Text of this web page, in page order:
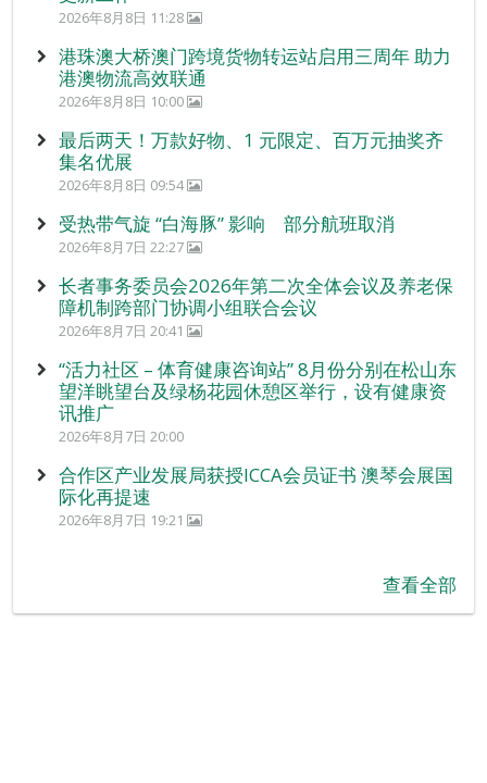
2026年8月8日 11:28
港珠澳大桥澳门跨境货物转运站启用三周年 助力
港澳物流高效联通
2026年8月8日 10:00
最后两天！万款好物、1 元限定、百万元抽奖齐
集名优展
2026年8月8日 09:54
受热带气旋 “白海豚” 影响 部分航班取消
2026年8月7日 22:27
长者事务委员会2026年第二次全体会议及养老保
障机制跨部门协调小组联合会议
2026年8月7日 20:41
“活力社区 – 体育健康咨询站” 8月份分别在松山东
望洋眺望台及绿杨花园休憩区举行，设有健康资
讯推广
2026年8月7日 20:00
合作区产业发展局获授ICCA会员证书 澳琴会展国
际化再提速
2026年8月7日 19:21
查看全部